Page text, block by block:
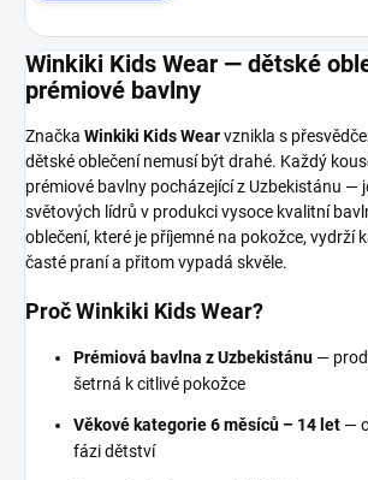
Winkiki Kids Wear — dětské
prémiové bavlny
Značka Winkiki Kids Wearvznikla s
dětské oblečení nemusí být drahé. Každý
prémiové bavlny pocházející z Uzbekistánu —
světových lídrů v produkci vysoce kvalitní
oblečení, které je příjemné na pokožce, vydrží
časté praní a přitom vypadá skvěle.
Proč Winkiki Kids Wear?
Prémiová bavlna z Uzbekistánu —
šetrná k citlivé pokožce
Věkové kategorie 6 měsíců – 14 let —
fázi dětství